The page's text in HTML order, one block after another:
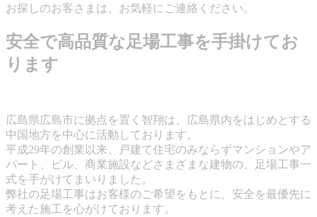
お探しのお客さまは、お気軽にご連絡ください。
安全で高品質な足場工事を手掛けてお
ります
広島県広島市に拠点を置く智翔は、広島県内をはじめとする
中国地方を中心に活動しております。
平成29年の創業以来、戸建て住宅のみならずマンションやア
パート、ビル、商業施設などさまざまな建物の、足場工事一
式を手がけてまいりました。
弊社の足場工事はお客様のご希望をもとに、安全を最優先に
考えた施工を心がけております。